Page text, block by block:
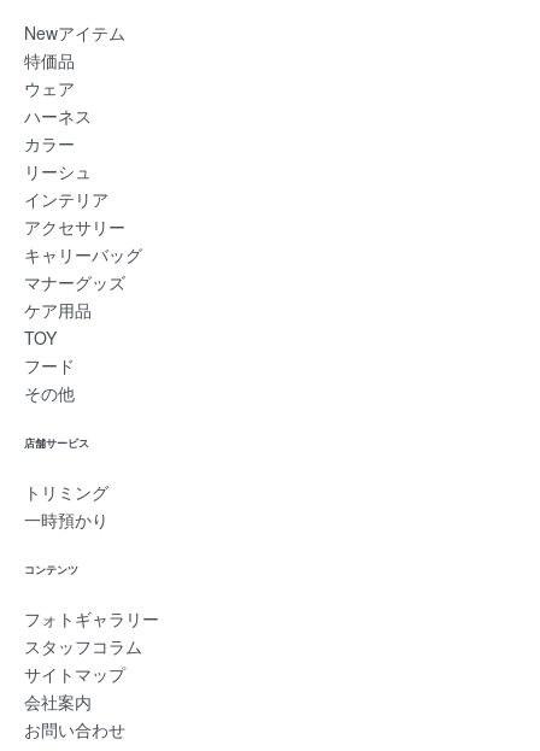
Newアイテム
特価品
ウェア
ハーネス
カラー
リーシュ
インテリア
アクセサリー
キャリーバッグ
マナーグッズ
ケア用品
TOY
フード
その他
店舗サービス
トリミング
一時預かり
コンテンツ
フォトギャラリー
スタッフコラム
サイトマップ
会社案内
お問い合わせ